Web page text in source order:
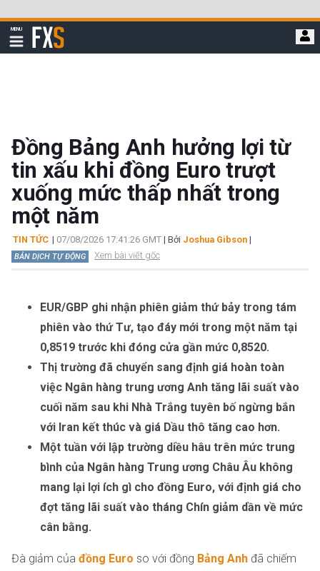
qua
đi
MENU
Hiển
thị
FXStreet
Đồng Bảng Anh hưởng lợi từ
tin xấu khi đồng Euro trượt
xuống mức thấp nhất trong
một năm
TIN TỨC | 07/08/2026 17:41:26 GMT | Bởi Joshua Gibson |
BẢN DỊCH TỰ ĐỘNG Xem bài viết gốc
EUR/GBP ghi nhận phiên giảm thứ bảy trong tám
phiên vào thứ Tư, tạo đáy mới trong một năm tại
0,8519 trước khi đóng cửa gần mức 0,8520.
Thị trường đã chuyển sang định giá hoàn toàn
việc Ngân hàng trung ương Anh tăng lãi suất vào
cuối năm sau khi Nhà Trắng tuyên bố ngừng bắn
với Iran kết thúc và giá Dầu thô tăng cao hơn.
Một tuần với lập trường diều hâu trên mức trung
bình của Ngân hàng Trung ương Châu Âu không
mang lại lợi ích gì cho đồng Euro, với định giá cho
đợt tăng lãi suất vào tháng Chín giảm dần về mức
cân bằng.
Đà giảm của đồng Euro so với đồng Bảng Anh đã chiếm